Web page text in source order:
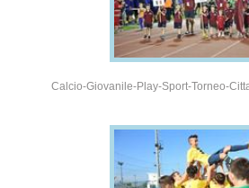
Calcio-Giovanile-Play-Sport-Torneo-